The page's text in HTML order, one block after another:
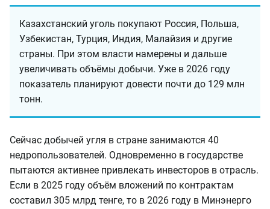
Казахстанский уголь покупают Россия, Польша,
Узбекистан, Турция, Индия, Малайзия и другие
страны. При этом власти намерены и дальше
увеличивать объёмы добычи. Уже в 2026 году
показатель планируют довести почти до 129 млн
тонн.
Сейчас добычей угля в стране занимаются 40
недропользователей. Одновременно в государстве
пытаются активнее привлекать инвесторов в отрасль.
Если в 2025 году объём вложений по контрактам
составил 305 млрд тенге, то в 2026 году в Минэнерго